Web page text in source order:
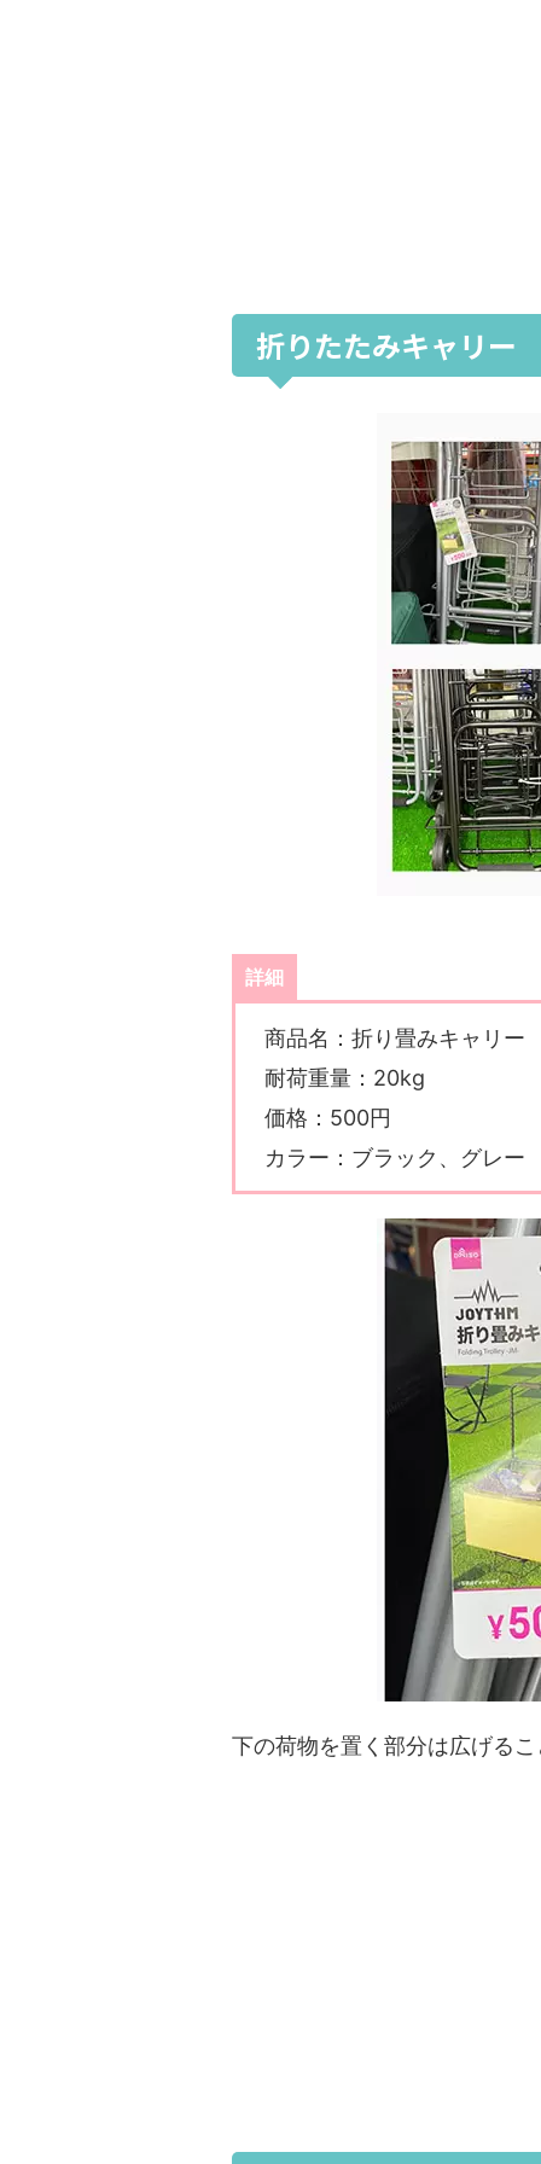
折りたたみキャリ
詳細
商品名：折り畳みキャリー
耐荷重量：20kg
価格：500円
カラー：ブラック、グレー
下の荷物を置く部分は広げる